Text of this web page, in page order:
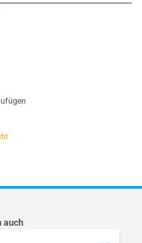
auch